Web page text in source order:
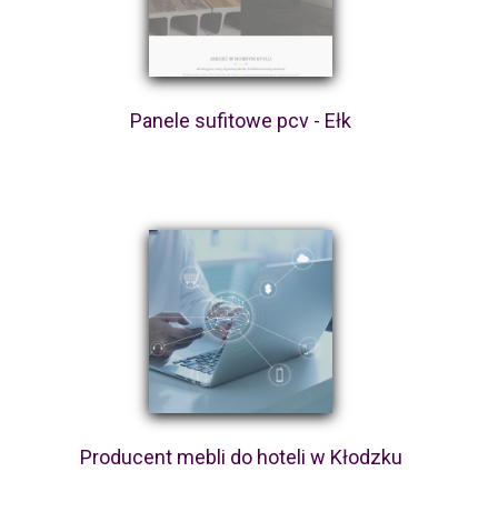
Panele sufitowe pcv - Ełk
Producent mebli do hoteli w Kłodzku